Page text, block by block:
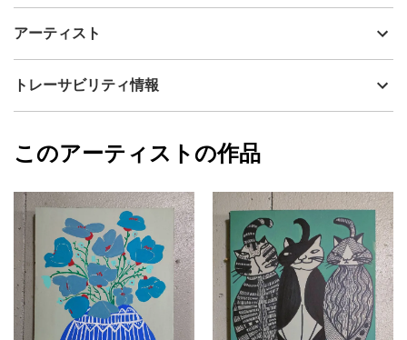
制作年
アクリル
カラー
赤
ジャンル
動物・生き物
配送目安
二週間以内
表面は味わいのある質感で、部分的に艶感があり、光の加減によ
了承くださいませ。
アーティスト
山口香代子
フォローする
トレーサビリティ情報
山口香代子
このアーティストの作品